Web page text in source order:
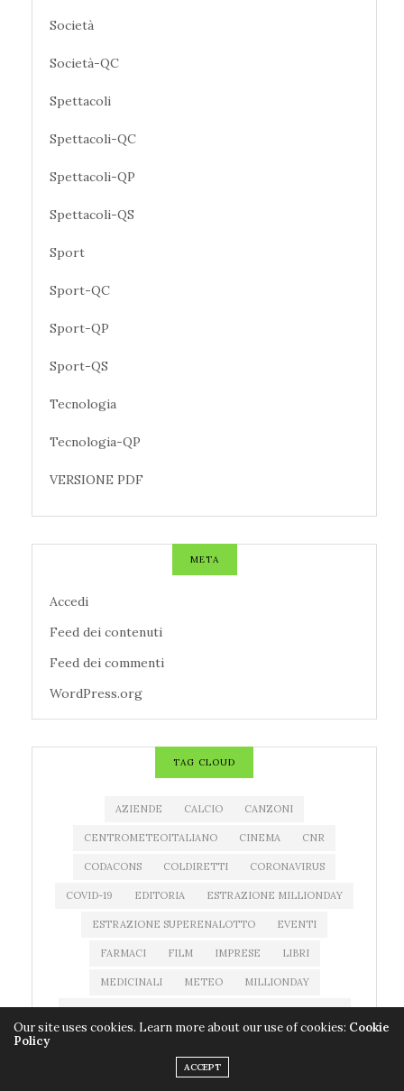
Società
Società-QC
Spettacoli
Spettacoli-QC
Spettacoli-QP
Spettacoli-QS
Sport
Sport-QC
Sport-QP
Sport-QS
Tecnologia
Tecnologia-QP
VERSIONE PDF
META
Accedi
Feed dei contenuti
Feed dei commenti
WordPress.org
TAG CLOUD
AZIENDE CALCIO CANZONI
CENTROMETEOITALIANO CINEMA CNR
CODACONS COLDIRETTI CORONAVIRUS
COVID-19 EDITORIA ESTRAZIONE MILLIONDAY
ESTRAZIONE SUPERENALOTTO EVENTI
FARMACI FILM IMPRESE LIBRI
MEDICINALI METEO MILLIONDAY
MILLIONDAY LOTTOMATICA MOSTRE MUSICA
PREVISIONI DEL TEMPO
Our site uses cookies. Learn more about our use of cookies: Cookie
Policy
ACCEPT